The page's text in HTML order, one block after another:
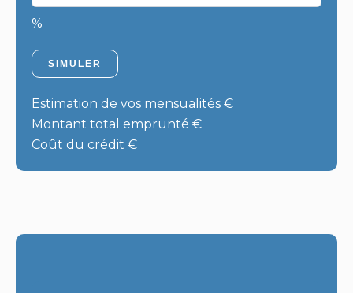
%
SIMULER
Estimation de vos mensualités €
Montant total emprunté €
Coût du crédit €